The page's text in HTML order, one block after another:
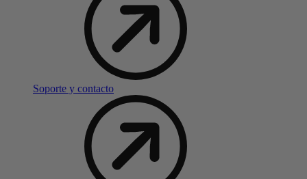
Soporte y contacto